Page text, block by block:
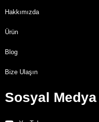
Hakkımızda
Ürün
Blog
Bize Ulaşın
Sosyal Medya